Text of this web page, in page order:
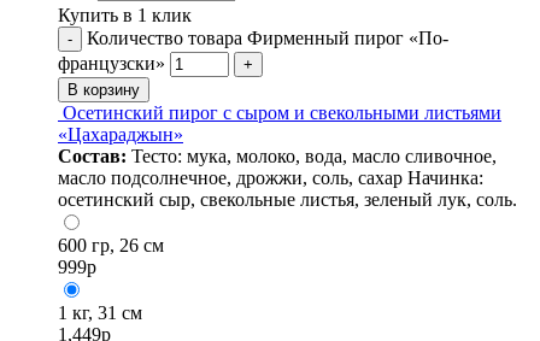
Купить в 1 клик
-
Количество товара Фирменный пирог «По-
французски»
+
В корзину
Осетинский пирог с сыром и свекольными листьями
«Цахараджын»
Состав: Тесто: мука, молоко, вода, масло сливочное,
масло подсолнечное, дрожжи, соль, сахар Начинка:
осетинский сыр, свекольные листья, зеленый лук, соль.
600 гр, 26 см
999р
1 кг, 31 см
1,449р